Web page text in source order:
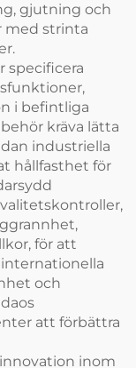
gjutning och
med strinta
specificera
i befintliga
kräva lätta
industriella
hållfasthet för
för att
och
att förbättra
inom